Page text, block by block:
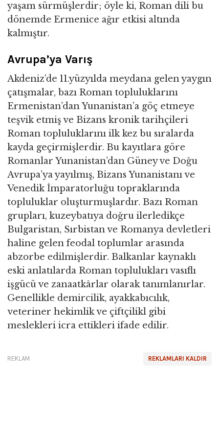
yaşam sürmüşlerdir; öyle ki, Roman dili bu
dönemde Ermenice ağır etkisi altında
kalmıştır.
Avrupa’ya Varış
Akdeniz’de 11.yüzyılda meydana gelen yaygın
çatışmalar, bazı Roman topluluklarını
Ermenistan’dan Yunanistan’a göç etmeye
teşvik etmiş ve Bizans kronik tarihçileri
Roman topluluklarını ilk kez bu sıralarda
kayda geçirmişlerdir. Bu kayıtlara göre
Romanlar Yunanistan’dan Güney ve Doğu
Avrupa’ya yayılmış, Bizans Yunanistanı ve
Venedik İmparatorluğu topraklarında
topluluklar oluşturmuşlardır. Bazı Roman
grupları, kuzeybatıya doğru ilerledikçe
Bulgaristan, Sırbistan ve Romanya devletleri
haline gelen feodal toplumlar arasında
abzorbe edilmişlerdir. Balkanlar kaynaklı
eski anlatılarda Roman toplulukları vasıflı
işgücü ve zanaatkârlar olarak tanımlanırlar.
Genellikle demircilik, ayakkabıcılık,
veteriner hekimlik ve çiftçilikl gibi
meslekleri icra ettikleri ifade edilir.
REKLAMLARI KALDIR
REKLAM